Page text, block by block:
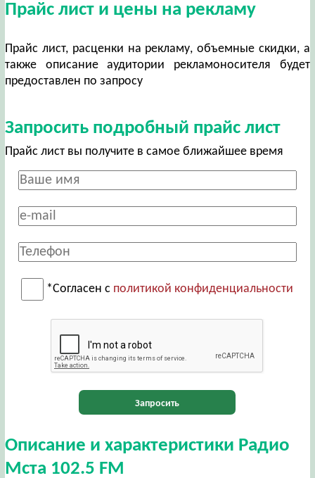
Прайс лист и цены на рекламу
Прайс лист, расценки на рекламу, объемные скидки, а
также описание аудитории рекламоносителя будет
предоставлен по запросу
Запросить подробный прайс лист
Прайс лист вы получите в самое ближайшее время
*Согласен с политикой конфиденциальности
Запросить
Описание и характеристики Радио
Мста 102.5 FM